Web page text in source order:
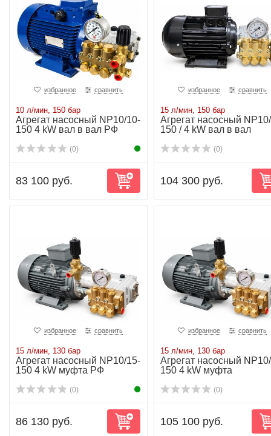
избранное сравнить
10 л/мин, 150 бар
Агрегат насосный NP10/10-
150 4 kW вал в вал РФ
(0)
83 100 руб.
избранное сравнить
15 л/мин, 150 бар
Агрегат насосный
150 / 4 kW вал в вал
(0)
104 300 руб.
избранное сравнить
15 л/мин, 130 бар
Агрегат насосный NP10/15-
150 4 kW муфта РФ
(0)
86 130 руб.
избранное сравнить
15 л/мин, 130 бар
Агрегат насосный
150 4 kW муфта
(0)
105 100 руб.